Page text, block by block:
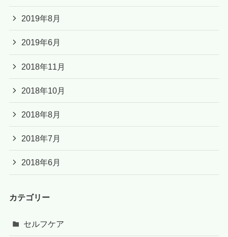
2019年8月
2019年6月
2018年11月
2018年10月
2018年8月
2018年7月
2018年6月
カテゴリー
セルフケア